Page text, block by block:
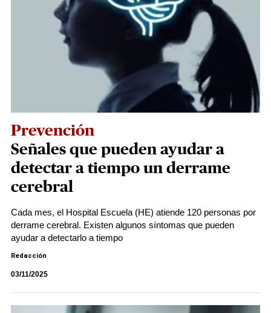
Prevención
Señales que pueden ayudar a
detectar a tiempo un derrame
cerebral
Cada mes, el Hospital Escuela (HE) atiende 120 personas por
derrame cerebral. Existen algunos síntomas que pueden
ayudar a detectarlo a tiempo
Redacción
03/11/2025